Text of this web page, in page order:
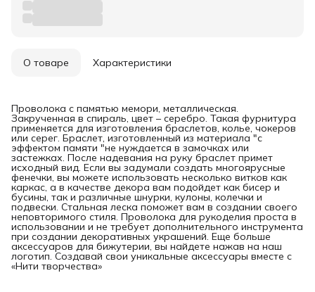
О товаре Характеристики
Проволока с памятью мемори, металлическая.
Закрученная в спираль, цвет – серебро. Такая фурнитура
применяется для изготовления браслетов, колье, чокеров
или серег. Браслет, изготовленный из материала "с
эффектом памяти "не нуждается в замочках или
застежках. После надевания на руку браслет примет
исходный вид. Если вы задумали создать многоярусные
фенечки, вы можете использовать несколько витков как
каркас, а в качестве декора вам подойдет как бисер и
бусины, так и различные шнурки, кулоны, колечки и
подвески. Стальная леска поможет вам в создании своего
неповторимого стиля. Проволока для рукоделия проста в
использовании и не требует дополнительного инструмента
при создании декоративных украшений. Еще больше
аксессуаров для бижутерии, вы найдете нажав на наш
логотип. Создавай свои уникальные аксессуары вместе с
«Нити творчества»